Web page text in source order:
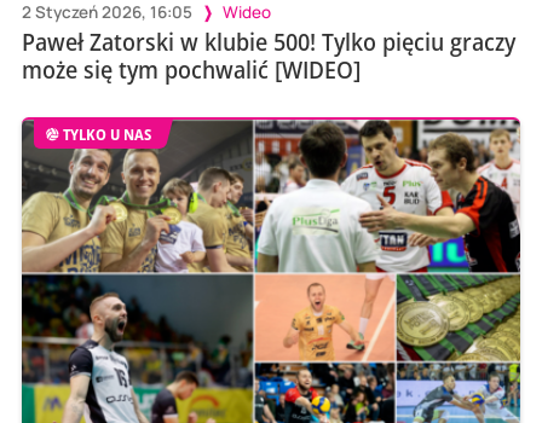
2 Styczeń 2026, 16:05 Wideo
Paweł Zatorski w klubie 500! Tylko pięciu graczy
może się tym pochwalić [WIDEO]
TYLKO U NAS